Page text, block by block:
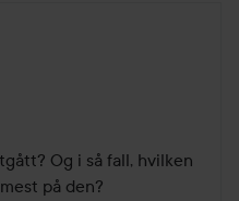
1 måned
Og i så fall, hvilken
på den?